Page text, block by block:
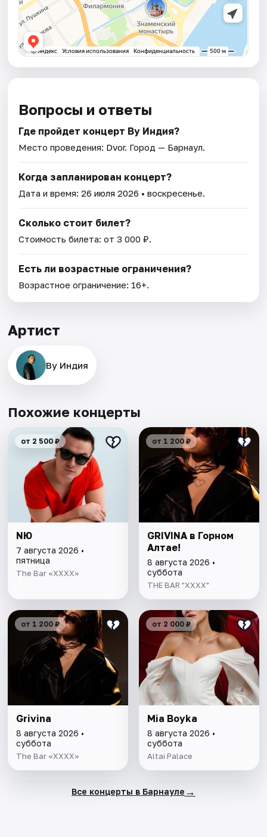
Вопросы и ответы
Где пройдет концерт By Индия?
Место проведения: Dvor. Город — Барнаул.
Когда запланирован концерт?
Дата и время:26 июля 2026 • воскресенье.
Сколько стоит билет?
Стоимость билета: от 3 000 ₽.
Есть ли возрастные ограничения?
Возрастное ограничение: 16+.
Артист
By Индия
Похожие концерты
от 2 500 ₽
NЮ
7 августа 2026 •
пятница
The Bar «XXXX»
от 1 200 ₽
GRIVINA в Горном
Алтае!
8 августа 2026 •
суббота
THE BAR "XXXX"
от 1 200 ₽
Grivina
8 августа 2026 •
суббота
The Bar «XXXX»
от 2 000 ₽
Mia Boyka
8 августа 2026 •
суббота
Altai Palace
Все концерты в Барнауле →